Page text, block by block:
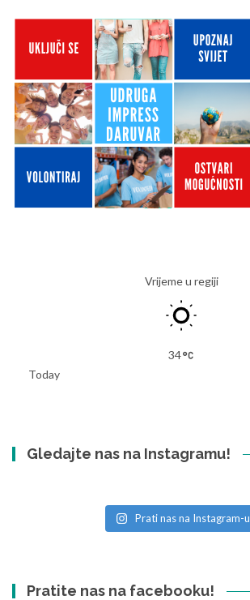
Vrijeme u regiji
34
Today
Gledajte nas na Instagramu!
Prati nas na Instagram-u
Pratite nas na facebooku!